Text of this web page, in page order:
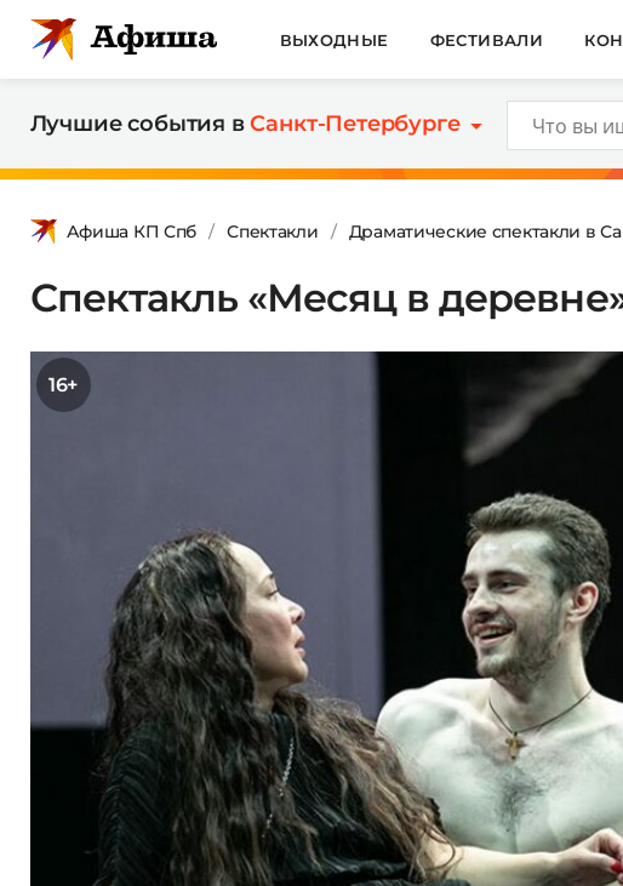
ВЫХОДНЫЕ ФЕСТИВАЛИ
Лучшие события вСанкт-Петербурге
Афиша КП Спб Спектакли Драматические спектакли в
Спектакль «Месяц в
16+